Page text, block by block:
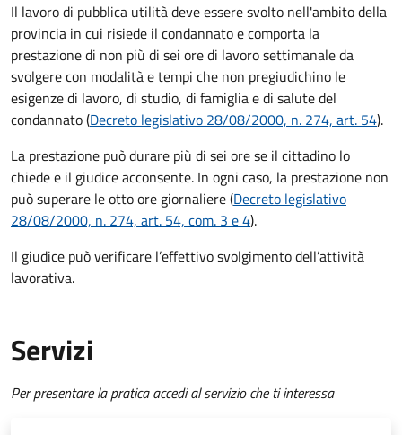
Il lavoro di pubblica utilità deve essere svolto nell'ambito della
provincia in cui risiede il condannato e comporta la
prestazione di non più di sei ore di lavoro settimanale da
svolgere con modalità e tempi che non pregiudichino le
esigenze di lavoro, di studio, di famiglia e di salute del
condannato (Decreto legislativo 28/08/2000, n. 274, art. 54).
La prestazione può durare più di sei ore se il cittadino lo
chiede e il giudice acconsente. In ogni caso, la prestazione non
può superare le otto ore giornaliere (Decreto legislativo
28/08/2000, n. 274, art. 54, com. 3 e 4).
Il giudice può verificare l’effettivo svolgimento dell’attività
lavorativa.
Servizi
Per presentare la pratica accedi al servizio che ti interessa